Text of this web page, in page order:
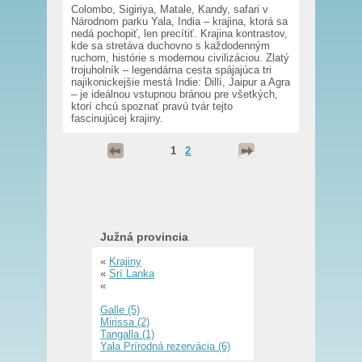
Colombo, Sigiriya, Matale, Kandy, safari v
Národnom parku Yala, India – krajina, ktorá sa
nedá pochopiť, len precítiť. Krajina kontrastov,
kde sa stretáva duchovno s každodenným
ruchom, histórie s modernou civilizáciou. Zlatý
trojuholník – legendárna cesta spájajúca tri
najikonickejšie mestá Indie: Dillí, Jaipur a Agra
– je ideálnou vstupnou bránou pre všetkých,
ktorí chcú spoznať pravú tvár tejto
fascinujúcej krajiny.
1 2
Južná provincia
« Krajiny
« Srí Lanka
«
Galle (5)
Mirissa (2)
Tangalla (1)
Yala Prírodná rezervácia (6)